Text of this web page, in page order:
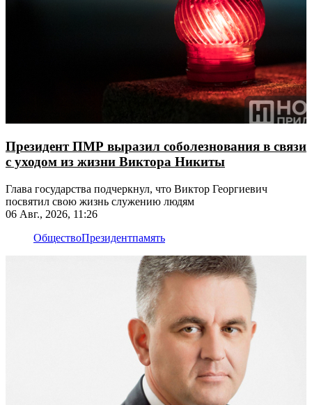
Президент ПМР выразил соболезнования в связи
с уходом из жизни Виктора Никиты
Глава государства подчеркнул, что Виктор Георгиевич
посвятил свою жизнь служению людям
06 Авг., 2026, 11:26
ОбществоПрезидентпамять